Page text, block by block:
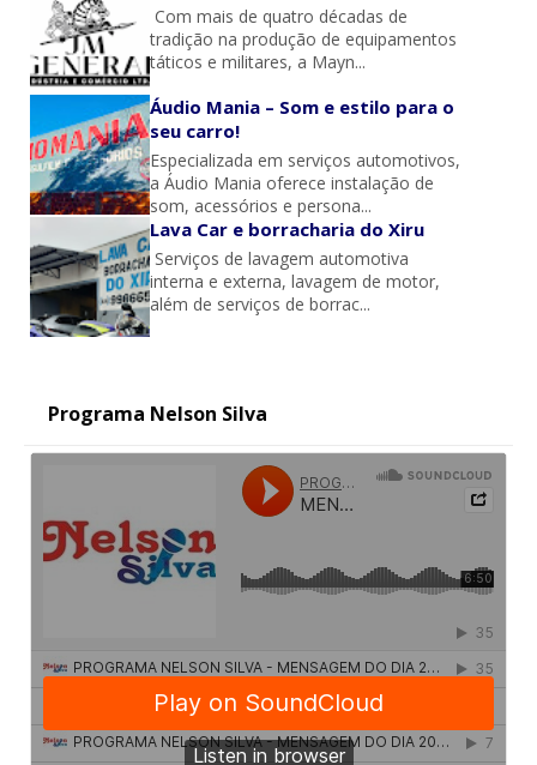
Com mais de quatro décadas de
tradição na produção de equipamentos
táticos e militares, a Mayn...
Áudio Mania – Som e estilo para o
seu carro!
Especializada em serviços automotivos,
a Áudio Mania oferece instalação de
som, acessórios e persona...
Lava Car e borracharia do Xiru
Serviços de lavagem automotiva
interna e externa, lavagem de motor,
além de serviços de borrac...
Programa Nelson Silva